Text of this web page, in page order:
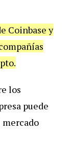
Coinbase y
los
puede
mercado